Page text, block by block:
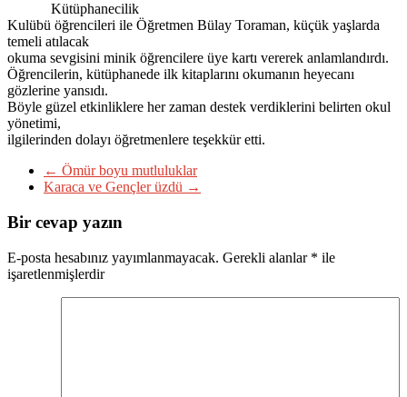
Kütüphanecilik
Kulübü öğrencileri ile Öğretmen Bülay Toraman, küçük yaşlarda
temeli atılacak
okuma sevgisini minik öğrencilere üye kartı vererek anlamlandırdı.
Öğrencilerin, kütüphanede ilk kitaplarını okumanın heyecanı
gözlerine yansıdı.
Böyle güzel etkinliklere her zaman destek verdiklerini belirten okul
yönetimi,
ilgilerinden dolayı öğretmenlere teşekkür etti.
← Ömür boyu mutluluklar
Karaca ve Gençler üzdü →
Bir cevap yazın
E-posta hesabınız yayımlanmayacak. Gerekli alanlar * ile
işaretlenmişlerdir